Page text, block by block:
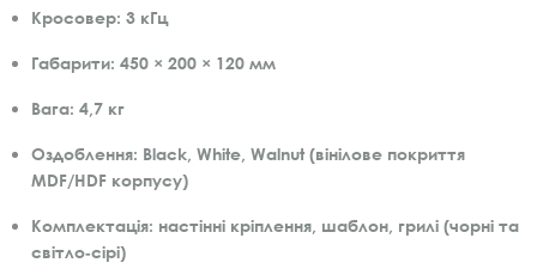
Кросовер: 3 кГц
Габарити: 450 × 200 × 120 мм
Вага: 4,7 кг
Оздоблення: Black, White, Walnut (вінілове покриття
MDF/HDF корпусу)
Комплектація: настінні кріплення, шаблон, грилі (чорні та
світло‑сірі)